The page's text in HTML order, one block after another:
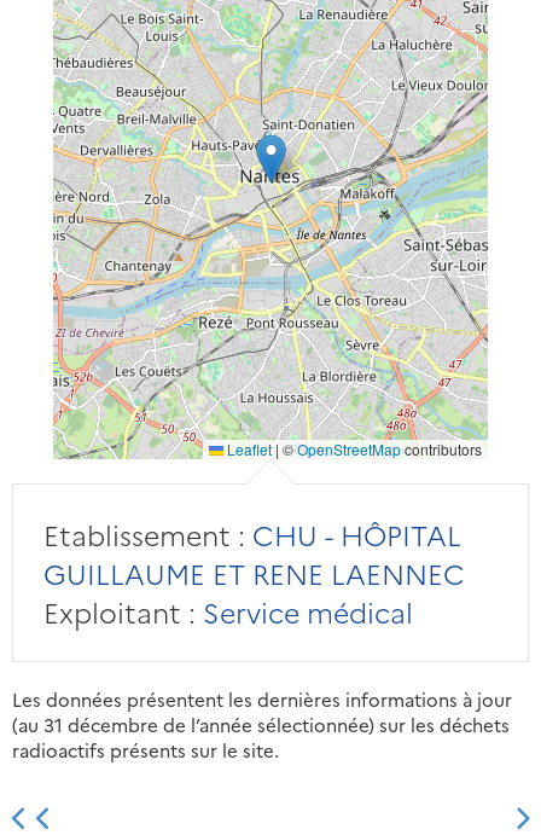
Leaflet | ©OpenStreetMapcontributors
Etablissement : CHU - HÔPITAL
GUILLAUME ET RENE LAENNEC
Exploitant : Service médical
Les données présentent les dernières informations à jour
(au 31 décembre de l’année sélectionnée) sur les déchets
radioactifs présents sur le site.